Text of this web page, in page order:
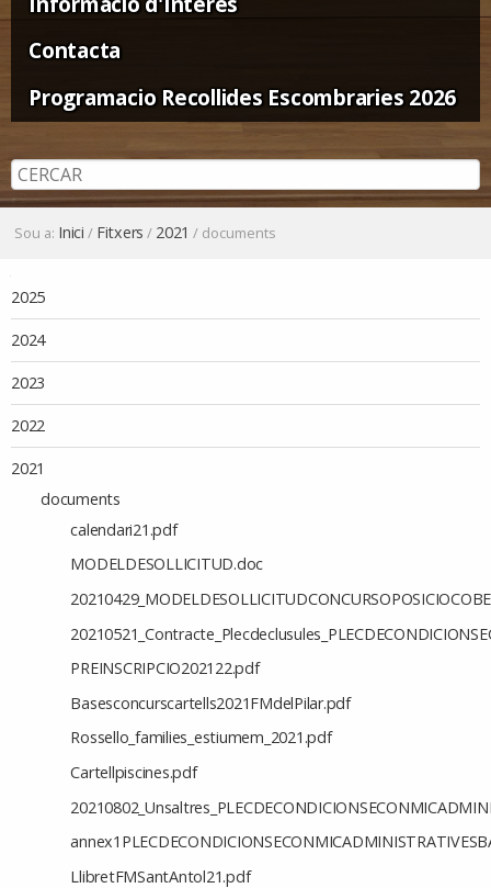
Contacta
Programacio Recollides Escombraries 2026
Sou a: Inici / Fitxers / 2021 / documents
2025
2024
2023
2022
2021
documents
calendari21.pdf
MODELDESOLLICITUD.doc
PREINSCRIPCIO202122.pdf
Basesconcurscartells2021FMdelPilar.pdf
Rossello_families_estiumem_2021.pdf
Cartellpiscines.pdf
LlibretFMSantAntol21.pdf